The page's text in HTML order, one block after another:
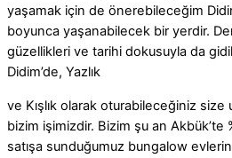
yaşamak için de önerebileceğim
boyunca yaşanabilecek bir yerdir.
güzellikleri ve tarihi dokusuyla da
Didim’de, Yazlık
ve Kışlık olarak oturabileceğiniz size
bizim işimizdir. Bizim şu an
satışa sunduğumuz bungalow